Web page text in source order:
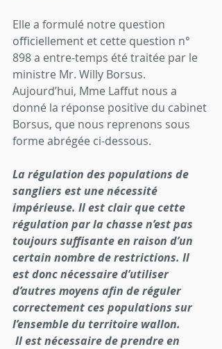
Elle a formulé notre question
officiellement et cette question n°
898 a entre-temps été traitée par le
ministre Mr. Willy Borsus.
Aujourd’hui, Mme Laffut nous a
donné la réponse positive du cabinet
Borsus, que nous reprenons sous
forme abrégée ci-dessous.
La régulation des populations de
sangliers est une nécessité
impérieuse. Il est clair que cette
régulation par la chasse n’est pas
toujours suffisante en raison d’un
certain nombre de restrictions. Il
est donc nécessaire d’utiliser
d’autres moyens afin de réguler
correctement ces populations sur
l’ensemble du territoire wallon.